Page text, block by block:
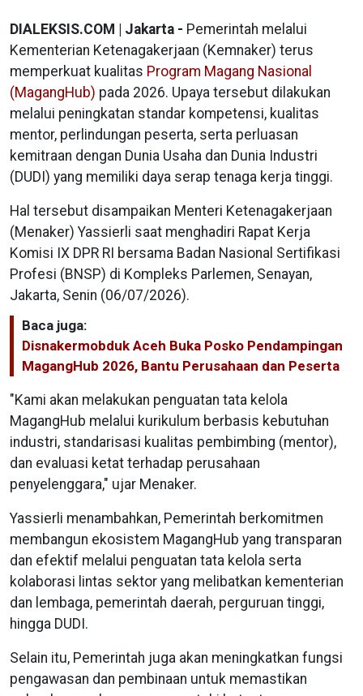
DIALEKSIS.COM | Jakarta - Pemerintah melalui
Kementerian Ketenagakerjaan (Kemnaker) terus
memperkuat kualitas Program Magang Nasional
(MagangHub) pada 2026. Upaya tersebut dilakukan
melalui peningkatan standar kompetensi, kualitas
mentor, perlindungan peserta, serta perluasan
kemitraan dengan Dunia Usaha dan Dunia Industri
(DUDI) yang memiliki daya serap tenaga kerja tinggi.
Hal tersebut disampaikan Menteri Ketenagakerjaan
(Menaker) Yassierli saat menghadiri Rapat Kerja
Komisi IX DPR RI bersama Badan Nasional Sertifikasi
Profesi (BNSP) di Kompleks Parlemen, Senayan,
Jakarta, Senin (06/07/2026).
Baca juga:
Disnakermobduk Aceh Buka Posko Pendampingan
MagangHub 2026, Bantu Perusahaan dan Peserta
"Kami akan melakukan penguatan tata kelola
MagangHub melalui kurikulum berbasis kebutuhan
industri, standarisasi kualitas pembimbing (mentor),
dan evaluasi ketat terhadap perusahaan
penyelenggara," ujar Menaker.
Yassierli menambahkan, Pemerintah berkomitmen
membangun ekosistem MagangHub yang transparan
dan efektif melalui penguatan tata kelola serta
kolaborasi lintas sektor yang melibatkan kementerian
dan lembaga, pemerintah daerah, perguruan tinggi,
hingga DUDI.
Selain itu, Pemerintah juga akan meningkatkan fungsi
pengawasan dan pembinaan untuk memastikan